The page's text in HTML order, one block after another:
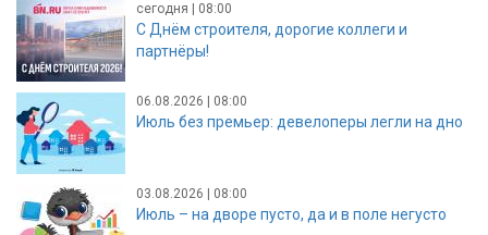
сегодня | 08:00
С Днём строителя, дорогие коллеги и
партнёры!
06.08.2026 | 08:00
Июль без премьер: девелоперы легли на дно
03.08.2026 | 08:00
Июль – на дворе пусто, да и в поле негусто